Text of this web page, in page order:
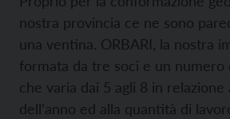
nostra provincia ce ne sono
una ventina. ORBARI, la nostra
formata da tre soci e un numero
che varia dai 5 agli 8 in relazione
dell’anno ed alla quantità di